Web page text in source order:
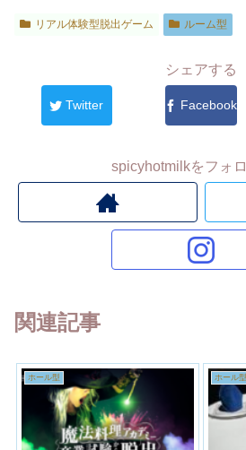
リアル体験型脱出ゲーム ルーム型
シェアする
Twitter Facebook
spicyhotmilkをフォ
関連記事
ホール型 ホール型